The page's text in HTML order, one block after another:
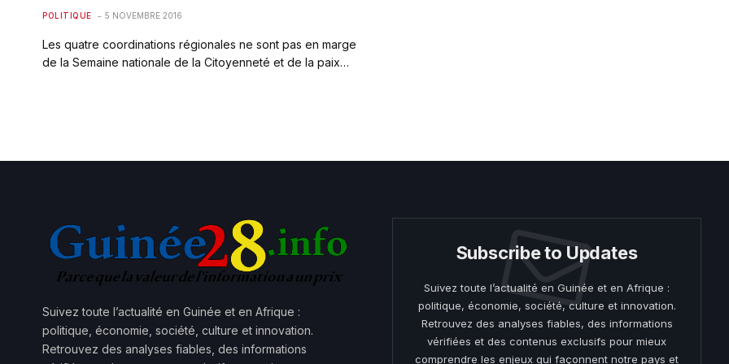
POLITIQUE 5 NOVEMBRE 2016
Les quatre coordinations régionales ne sont pas en marge
de la Semaine nationale de la Citoyenneté et de la paix…
Suivez toute l’actualité en Guinée et en Afrique :
politique, économie, société, culture et innovation.
Retrouvez des analyses fiables, des informations
Subscribe to Updates
Suivez toute l’actualité en Guinée et en Afrique :
politique, économie, société, culture et innovation.
Retrouvez des analyses fiables, des informations
vérifiées et des contenus exclusifs pour mieux
comprendre les enjeux qui façonnent notre pays et